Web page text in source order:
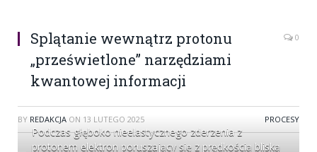
Splątanie wewnątrz protonu
„prześwietlone” narzędziami
kwantowej informacji
0
BY REDAKCJA ON 13 LUTEGO 2025 PROCESY
Podczas głęboko nieelastycznego zderzenia z
protonem elektron poruszający się z prędkością bliską